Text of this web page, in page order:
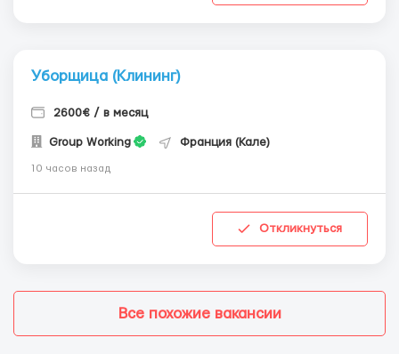
Уборщица (Клининг)
2600€ / в месяц
Group Working Франция (Кале)
10 часов назад
Откликнуться
Все похожие вакансии